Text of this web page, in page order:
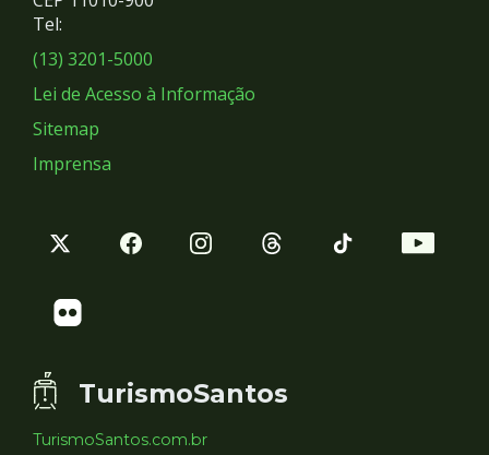
Sociais
Tel:
(13) 3201-5000
Lei de Acesso à Informação
Sitemap
Imprensa
TurismoSantos
TurismoSantos.com.br